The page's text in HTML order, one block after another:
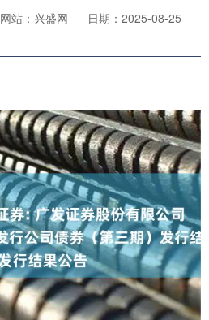
网站：兴盛网
日期：2025-08-25